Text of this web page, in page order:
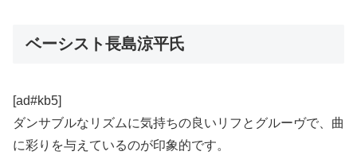
ベーシスト長島涼平氏
[ad#kb5]
ダンサブルなリズムに気持ちの良いリフとグルーヴで、曲
に彩りを与えているのが印象的です。